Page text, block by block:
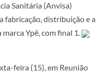
Sanitária (Anvisa)
fabricação, distribuição e a
Ypê, com final 1.
feira (15), em Reunião